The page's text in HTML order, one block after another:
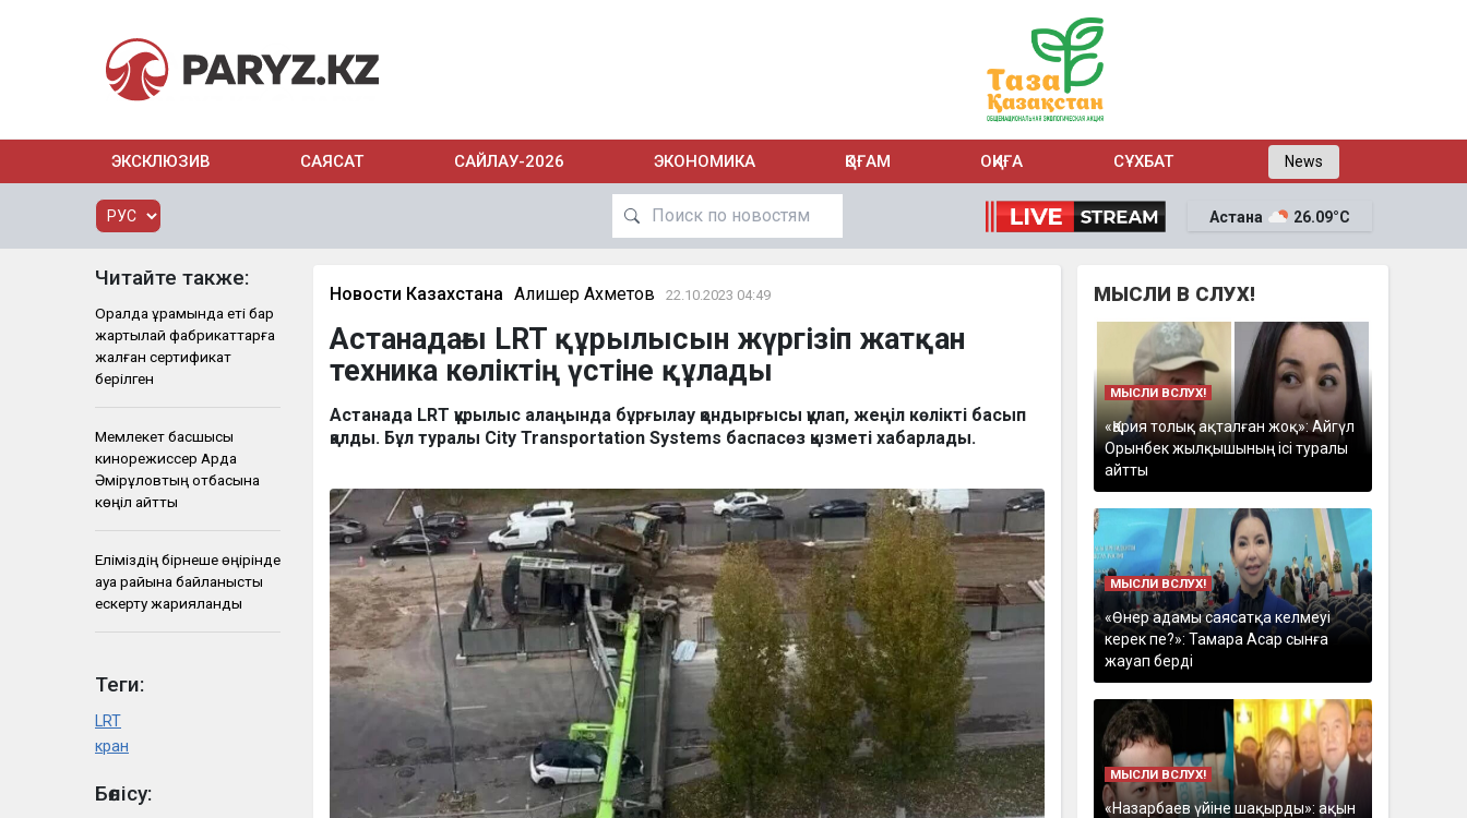
ЭКСКЛЮЗИВ САЯСАТ САЙЛАУ-2026 ЭКОНОМИКА ҚОҒАМ ОҚИҒА СҰХБАТ News
Астана 26.09°C
Читайте также:
Оралда құрамында еті бар
жартылай фабрикаттарға
жалған сертификат
берілген
Мемлекет басшысы
кинорежиссер Ардақ
Әмірқұловтың отбасына
көңіл айтты
Еліміздің бірнеше өңірінде
ауа райына байланысты
ескерту жарияланды
Теги:
LRT
кран
Бөлісу:
Новости Казахстана Алишер Ахметов 22.10.2023 04:49
Астанадағы LRT құрылысын жүргізіп жатқан
техника көліктің үстіне құлады
Астанада LRT құрылыс алаңында бұрғылау қондырғысы құлап, жеңіл көлікті басып
қалды. Бұл туралы City Transportation Systems баспасөз қызметі хабарлады.
МЫСЛИ В СЛУХ!
МЫСЛИ ВСЛУХ!
«Қария толық ақталған жоқ»: Айгүл
Орынбек жылқышының ісі туралы
айтты
МЫСЛИ ВСЛУХ!
«Өнер адамы саясатқа келмеуі
керек пе?»: Тамара Асар сынға
жауап берді
МЫСЛИ ВСЛУХ!
«Назарбаев үйіне шақырды»: ақын